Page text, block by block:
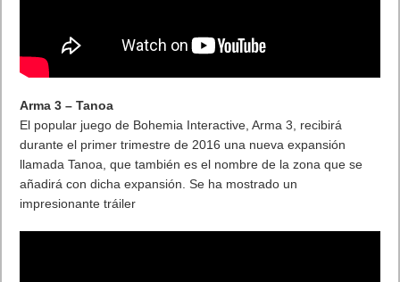
Arma 3 – Tanoa
El popular juego de Bohemia Interactive, Arma 3, recibirá
durante el primer trimestre de 2016 una nueva expansión
llamada Tanoa, que también es el nombre de la zona que se
añadirá con dicha expansión. Se ha mostrado un
impresionante tráiler